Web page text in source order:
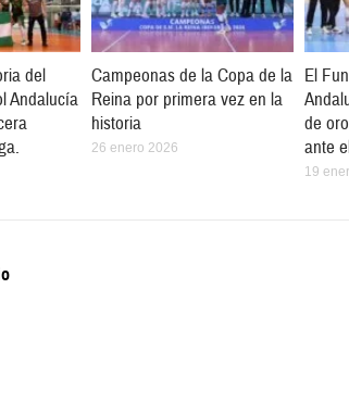
del
Andalucía
Campeonas de la Copa de la
Reina por primera vez en la
historia
26 enero 2026
El
de
ante
19